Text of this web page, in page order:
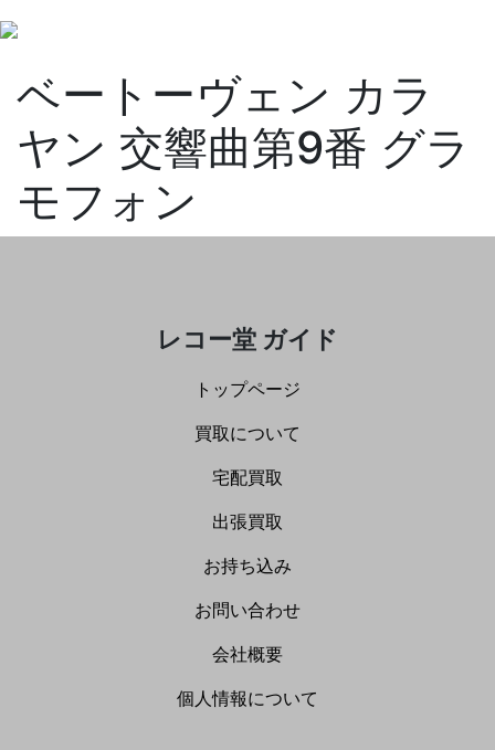
ベートーヴェン カラ
ヤン 交響曲第9番 グラ
モフォン
レコー堂 ガイド
トップページ
買取について
宅配買取
出張買取
お持ち込み
お問い合わせ
会社概要
個人情報について